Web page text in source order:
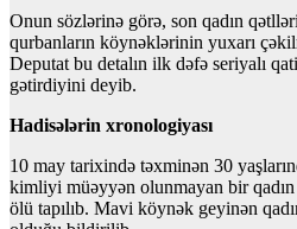
Onun sözlərinə görə, son qadın
qurbanların köynəklərinin yuxarı
Deputat bu detalın ilk dəfə seriyalı
gətirdiyini deyib.
Hadisələrin xronologiyası
10 may tarixində təxminən 30
kimliyi müəyyən olunmayan bir qadın
ölü tapılıb. Mavi köynək geyinən